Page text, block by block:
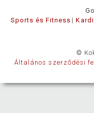
Sports és Fitness
©
Általános szerződési